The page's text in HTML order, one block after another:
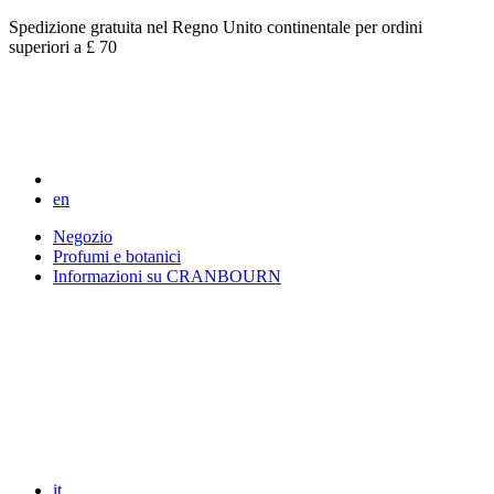
Spedizione gratuita nel Regno Unito continentale per ordini
superiori a £ 70
en
Negozio
Profumi e botanici
Informazioni su CRANBOURN
it